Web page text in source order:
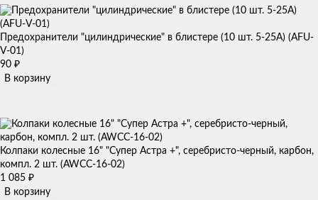
Предохранители "цилиндрические" в блистере (10 шт. 5-25А) (AFU-
V-01)
90 ₽
В корзину
Колпаки колесные 16" "Супер Астра +", серебристо-черный, карбон,
компл. 2 шт. (AWCC-16-02)
1 085 ₽
В корзину